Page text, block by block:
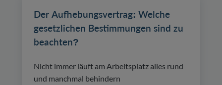
Der Aufhebungsvertrag: Welche
gesetzlichen Bestimmungen sind zu
beachten?
Nicht immer läuft am Arbeitsplatz alles rund
und manchmal behindern